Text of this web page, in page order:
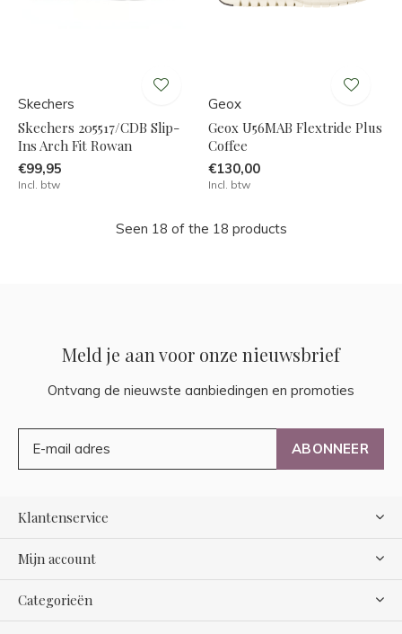
Skechers
Skechers 205517/CDB Slip-
Ins Arch Fit Rowan
€99,95
Incl. btw
Geox
Geox U56MAB Flextride Plus
Coffee
€130,00
Incl. btw
Seen 18 of the 18 products
Meld je aan voor onze nieuwsbrief
Ontvang de nieuwste aanbiedingen en promoties
ABONNEER
Klantenservice
Mijn account
Categorieën